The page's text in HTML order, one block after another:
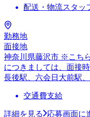
配送・物流スタッ
勤務地
面接地
神奈川県藤沢市 ※こち
につきましては、面接
長後駅、六会日大前駅
交通費支給
詳細を見る 応募画面に